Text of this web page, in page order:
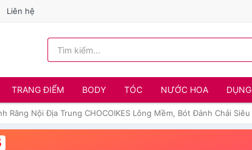
Liên hệ
TRANG ĐIỂM BODY TÓC NƯỚC HOA
Răng Nội Địa Trung CHOCOIKES Lông Mềm, Bót Đánh Chải